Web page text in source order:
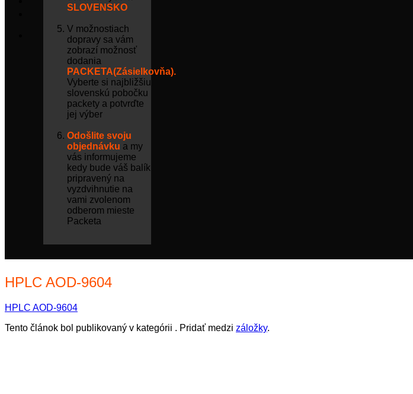
SLOVENSKO
V možnostiach
dopravy sa vám
zobrazí možnosť
dodania
PACKETA(Zásielkovňa).
Vyberte si najbližšiu
slovenskú pobočku
packety a potvrďte
jej výber
Odošlite svoju
objednávku a my
vás informujeme
kedy bude váš balík
pripravený na
vyzdvihnutie na
vami zvolenom
odberom mieste
Packeta
HPLC AOD-9604
HPLC AOD-9604
Tento článok bol publikovaný v kategórii . Pridať medzi záložky.